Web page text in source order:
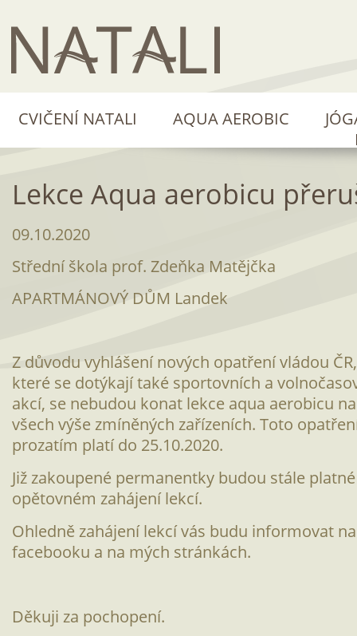
Lekce Aqua aerobicu
09.10.2020
Střední škola prof. Zdeňka Matějčka
APARTMÁNOVÝ DŮM Landek
Z důvodu vyhlášení nových opatření vládou ČR,
které se dotýkají také sportovních a
akcí, se nebudou konat lekce aqua aerobicu na
všech výše zmíněných zařízeních. Toto
prozatím platí do 25.10.2020.
Již zakoupené permanentky budou stále
opětovném zahájení lekcí.
Ohledně zahájení lekcí vás budu informovat na
facebooku a na mých stránkách.
Děkuji za pochopení.
CVIČENÍ NATALI AQUA AEROBIC